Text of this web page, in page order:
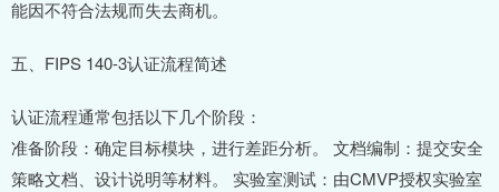
能因不符合法规而失去商机。
五、FIPS 140-3认证流程简述
认证流程通常包括以下几个阶段：
准备阶段：确定目标模块，进行差距分析。 文档编制：提交安全
策略文档、设计说明等材料。 实验室测试：由CMVP授权实验室